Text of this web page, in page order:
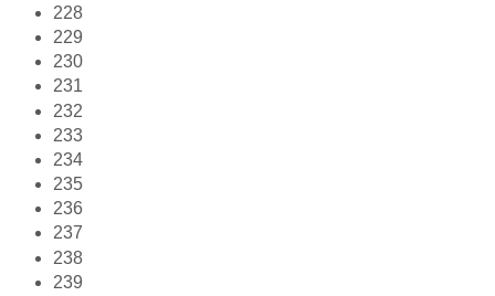
228
229
230
231
232
233
234
235
236
237
238
239